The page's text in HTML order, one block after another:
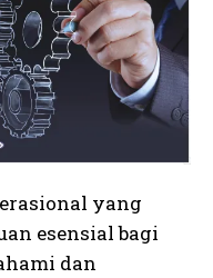
yang
esensial bagi
dan